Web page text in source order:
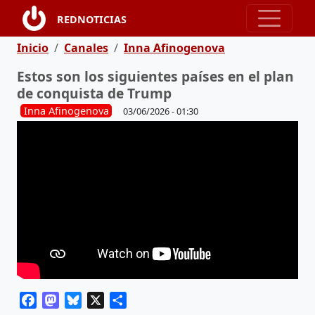
Pasar al contenido principal
REDNOTICIAS
Ruta de navegación
Inicio Canales Inna Afinogenova
Estos son los siguientes países en el plan
de conquista de Trump
Inna Afinogenova 03/06/2026 - 01:30
FacebookMastodon
Bluesky